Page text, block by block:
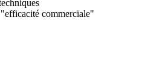
commerciale"